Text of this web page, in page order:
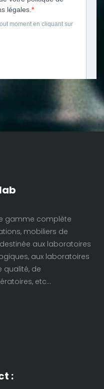
gamme complète
mobiliers de
aux laboratoires
aux laboratoires
qualité, de
etc…
: